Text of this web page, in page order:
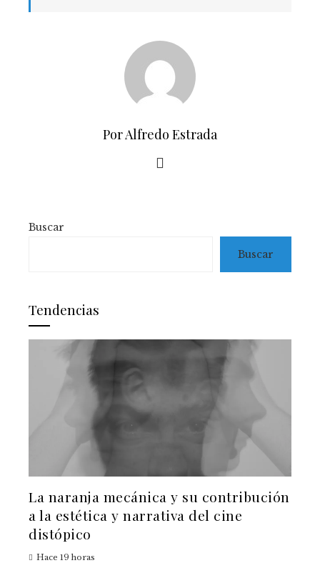
Por Alfredo Estrada
Buscar
Buscar
Tendencias
La naranja mecánica y su contribución
a la estética y narrativa del cine
distópico
Hace 19 horas